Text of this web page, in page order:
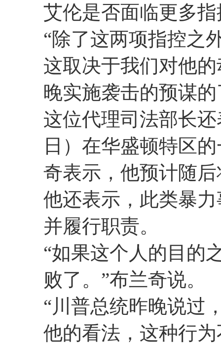
艾伦是否面临更多
“除了这两项指控之
这取决于我们对他
晚实施袭击的预谋
这位代理司法部长
日）在华盛顿特区
奇表示，他预计随
他还表示，此类暴
并履行职责。
“如果这个人的目的
败了。”布兰奇说。
“川普总统昨晚说过
他的看法，这种行